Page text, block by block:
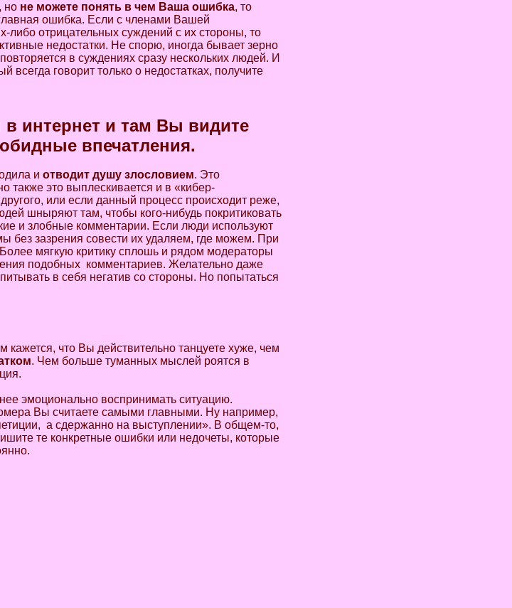
но не можете понять в чем Ваша ошибка, то
ошибка. Если с членами Вашей
либо отрицательных суждений с их стороны, то
недостатки. Не спорю, иногда бывает зерно
в суждениях сразу нескольких людей. И
всегда говорит только о недостатках, получите
интернет и там Вы видите
впечатления.
и отводит душу злословием. Это
также это выплескивается и в «кибер-
или если данный процесс происходит реже,
шныряют там, чтобы кого-нибудь покритиковать
и злобные комментарии. Если люди используют
без зазрения совести их удаляем, где можем. При
мягкую критику сплошь и рядом модераторы
подобных комментариев. Желательно даже
в себя негатив со стороны. Но попытаться
кажется, что Вы действительно танцуете хуже, чем
. Чем больше туманных мыслей роятся в
эмоционально воспринимать ситуацию.
Вы считаете самыми главными. Ну например,
а сдержанно на выступлении». В общем-то,
те конкретные ошибки или недочеты, которые